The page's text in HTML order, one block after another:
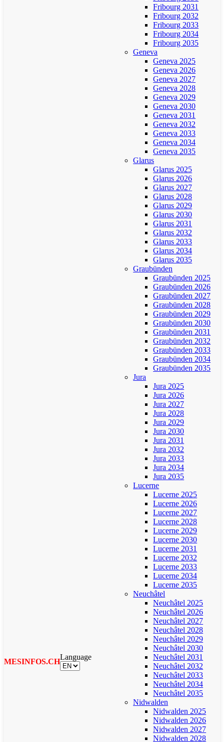
MESINFOS.CH
Language
Fribourg 2031
Fribourg 2032
Fribourg 2033
Fribourg 2034
Fribourg 2035
Geneva
Geneva 2025
Geneva 2026
Geneva 2027
Geneva 2028
Geneva 2029
Geneva 2030
Geneva 2031
Geneva 2032
Geneva 2033
Geneva 2034
Geneva 2035
Glarus
Glarus 2025
Glarus 2026
Glarus 2027
Glarus 2028
Glarus 2029
Glarus 2030
Glarus 2031
Glarus 2032
Glarus 2033
Glarus 2034
Glarus 2035
Graubünden
Graubünden 2025
Graubünden 2026
Graubünden 2027
Graubünden 2028
Graubünden 2029
Graubünden 2030
Graubünden 2031
Graubünden 2032
Graubünden 2033
Graubünden 2034
Graubünden 2035
Jura
Jura 2025
Jura 2026
Jura 2027
Jura 2028
Jura 2029
Jura 2030
Jura 2031
Jura 2032
Jura 2033
Jura 2034
Jura 2035
Lucerne
Lucerne 2025
Lucerne 2026
Lucerne 2027
Lucerne 2028
Lucerne 2029
Lucerne 2030
Lucerne 2031
Lucerne 2032
Lucerne 2033
Lucerne 2034
Lucerne 2035
Neuchâtel
Neuchâtel 2025
Neuchâtel 2026
Neuchâtel 2027
Neuchâtel 2028
Neuchâtel 2029
Neuchâtel 2030
Neuchâtel 2031
Neuchâtel 2032
Neuchâtel 2033
Neuchâtel 2034
Neuchâtel 2035
Nidwalden
Nidwalden 2025
Nidwalden 2026
Nidwalden 2027
Nidwalden 2028